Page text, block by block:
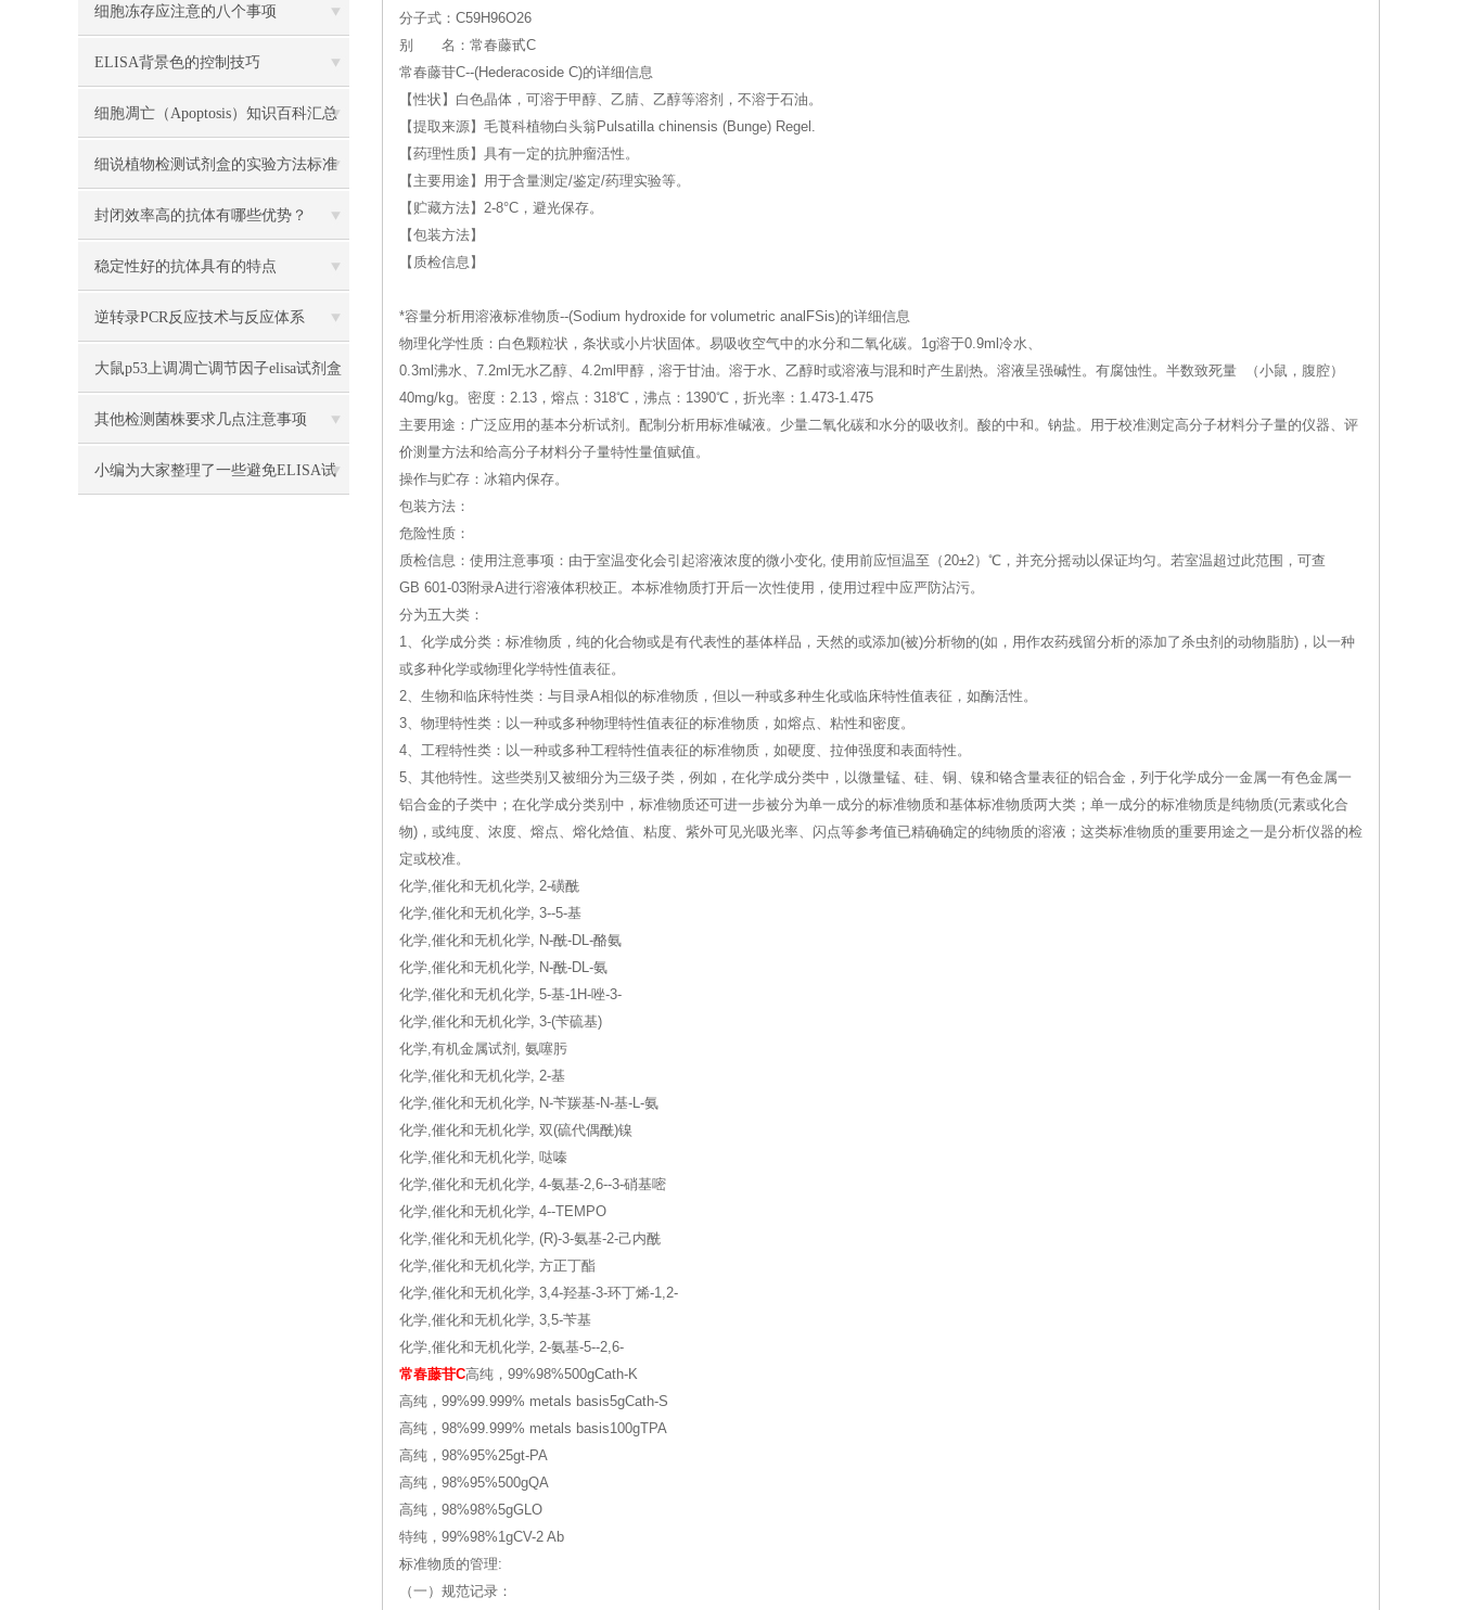
细胞冻存应注意的八个事项
ELISA背景色的控制技巧
细胞凋亡（Apoptosis）知识百科汇总
细说植物检测试剂盒的实验方法标准
封闭效率高的抗体有哪些优势？
稳定性好的抗体具有的特点
逆转录PCR反应技术与反应体系
大鼠p53上调凋亡调节因子elisa试剂盒
说明书
其他检测菌株要求几点注意事项
小编为大家整理了一些避免ELISA试
分子式：C59H96O26
别 名：常春藤甙C
常春藤苷C--(Hederacoside C)的详细信息
【性状】白色晶体，可溶于甲醇、乙腈、乙醇等溶剂，不溶于石油。
【提取来源】毛莨科植物白头翁Pulsatilla chinensis (Bunge) Regel.
【药理性质】具有一定的抗肿瘤活性。
【主要用途】用于含量测定/鉴定/药理实验等。
【贮藏方法】2-8°C，避光保存。
【包装方法】
【质检信息】
*容量分析用溶液标准物质--(Sodium hydroxide for volumetric analFSis)的详细信息
物理化学性质：白色颗粒状，条状或小片状固体。易吸收空气中的水分和二氧化碳。1g溶于0.9ml冷水、
0.3ml沸水、7.2ml无水乙醇、4.2ml甲醇，溶于甘油。溶于水、乙醇时或溶液与混和时产生剧热。溶液呈强碱性。有腐蚀性。半数致死量 （小鼠，腹腔）
40mg/kg。密度：2.13，熔点：318℃，沸点：1390℃，折光率：1.473-1.475
主要用途：广泛应用的基本分析试剂。配制分析用标准碱液。少量二氧化碳和水分的吸收剂。酸的中和。钠盐。用于校准测定高分子材料分子量的仪器、评
价测量方法和给高分子材料分子量特性量值赋值。
操作与贮存：冰箱内保存。
包装方法：
危险性质：
质检信息：使用注意事项：由于室温变化会引起溶液浓度的微小变化, 使用前应恒温至（20±2）℃，并充分摇动以保证均匀。若室温超过此范围，可查
GB 601-03附录A进行溶液体积校正。本标准物质打开后一次性使用，使用过程中应严防沾污。
分为五大类：
1、化学成分类：标准物质，纯的化合物或是有代表性的基体样品，天然的或添加(被)分析物的(如，用作农药残留分析的添加了杀虫剂的动物脂肪)，以一种
或多种化学或物理化学特性值表征。
2、生物和临床特性类：与目录A相似的标准物质，但以一种或多种生化或临床特性值表征，如酶活性。
3、物理特性类：以一种或多种物理特性值表征的标准物质，如熔点、粘性和密度。
4、工程特性类：以一种或多种工程特性值表征的标准物质，如硬度、拉伸强度和表面特性。
5、其他特性。这些类别又被细分为三级子类，例如，在化学成分类中，以微量锰、硅、铜、镍和铬含量表征的铝合金，列于化学成分一金属一有色金属一
铝合金的子类中；在化学成分类别中，标准物质还可进一步被分为单一成分的标准物质和基体标准物质两大类；单一成分的标准物质是纯物质(元素或化合
物)，或纯度、浓度、熔点、熔化焓值、粘度、紫外可见光吸光率、闪点等参考值已精确确定的纯物质的溶液；这类标准物质的重要用途之一是分析仪器的检
定或校准。
化学,催化和无机化学, 2-磺酰
化学,催化和无机化学, 3--5-基
化学,催化和无机化学, N-酰-DL-酪氨
化学,催化和无机化学, N-酰-DL-氨
化学,催化和无机化学, 5-基-1H-唑-3-
化学,催化和无机化学, 3-(苄硫基)
化学,有机金属试剂, 氨噻肟
化学,催化和无机化学, 2-基
化学,催化和无机化学, N-苄羰基-N-基-L-氨
化学,催化和无机化学, 双(硫代偶酰)镍
化学,催化和无机化学, 哒嗪
化学,催化和无机化学, 4-氨基-2,6--3-硝基嘧
化学,催化和无机化学, 4--TEMPO
化学,催化和无机化学, (R)-3-氨基-2-己内酰
化学,催化和无机化学, 方正丁酯
化学,催化和无机化学, 3,4-羟基-3-环丁烯-1,2-
化学,催化和无机化学, 3,5-苄基
化学,催化和无机化学, 2-氨基-5--2,6-
常春藤苷C高纯，99%98%500gCath-K
高纯，99%99.999% metals basis5gCath-S
高纯，98%99.999% metals basis100gTPA
高纯，98%95%25gt-PA
高纯，98%95%500gQA
高纯，98%98%5gGLO
特纯，99%98%1gCV-2 Ab
标准物质的管理:
（一）规范记录：